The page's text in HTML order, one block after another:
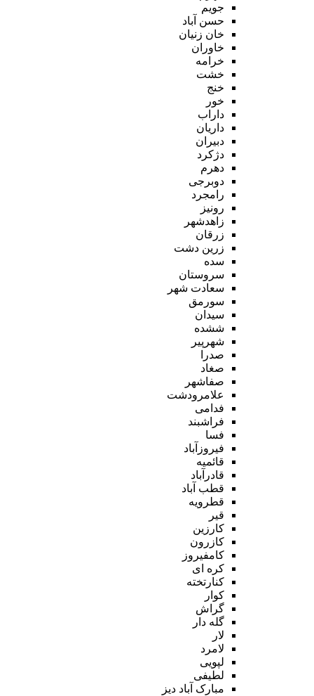
جویم
حسن آباد
خان زنیان
خاوران
خرامه
خشت
خنج
خور
داراب
داریان
دبیران
دژکرد
دهرم
دوبرجی
رامجرد
رونیز
زاهدشهر
زرقان
زرین دشت
سده
سروستان
سعادت شهر
سورمق
سیدان
ششده
شهرپیر
صدرا
صغاد
صفاشهر
علامرودشت
فدامی
فراشبند
فسا
فیروزآباد
قائمیه
قادرآباد
قطب آباد
قطرویه
قیر
کارزین
کازرون
کامفیروز
کره ای
کنارتخته
کوار
گراش
گله دار
لار
لامرد
لپویی
لطیفی
مبارک آباد دیز